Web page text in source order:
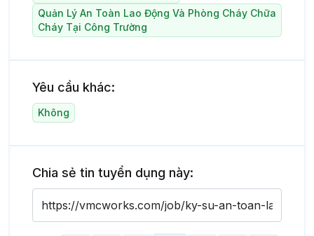
Quản Lý An Toàn Lao Động Và Phòng Cháy Chữa
Cháy Tại Công Trường
Yêu cầu khác:
Không
Chia sẻ tin tuyển dụng này: